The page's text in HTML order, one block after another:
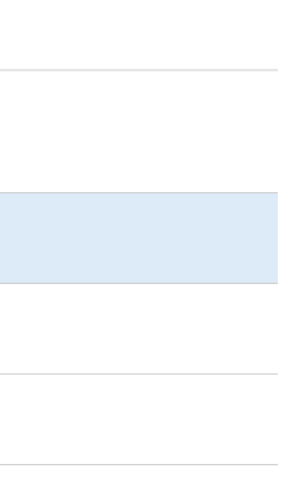
ズマ源・他)
／ナノ粒子表面改質・電子ビー